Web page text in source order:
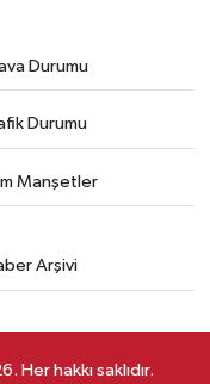
Durumu
Durumu
Manşetler
Arşivi
hakkı saklıdır.